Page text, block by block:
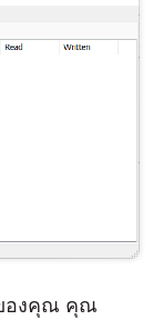
องคุณ คุณ